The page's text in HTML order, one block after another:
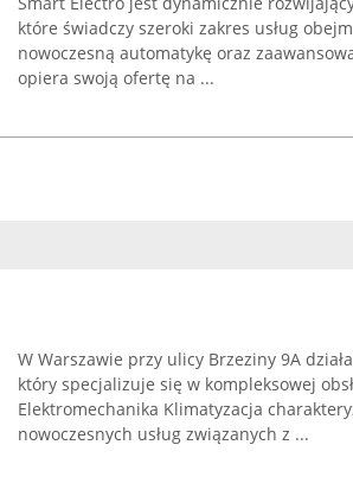
które świadczy szeroki zakres usług
nowoczesną automatykę oraz
opiera swoją ofertę na ...
W Warszawie przy ulicy Brzeziny 9A
który specjalizuje się w kompleksowej
Elektromechanika Klimatyzacja
nowoczesnych usług związanych z ...